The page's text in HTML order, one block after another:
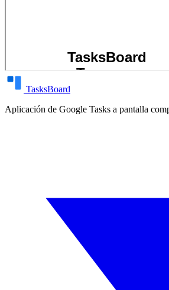
TasksBoard
Aplicación de Google Tasks a pantalla